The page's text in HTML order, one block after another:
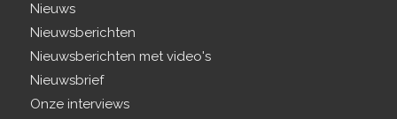
Nieuws
Nieuwsberichten
Nieuwsberichten met video's
Nieuwsbrief
Onze interviews